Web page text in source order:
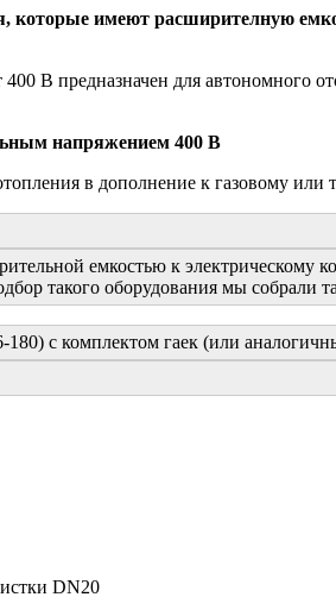
которые имеют расширителную
В предназначен для
напряжением 400 В
в дополнение к газовому или
емкостью к
такого оборудования мы собрали
с комплектом гаек (или